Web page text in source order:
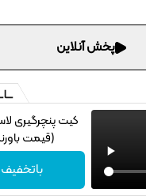
پخش آنلاین
کیت پنچرگیری
(قیمت